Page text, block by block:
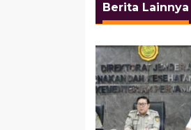
Berita Lainnya